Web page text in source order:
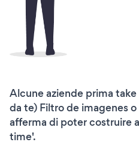
Alcune aziende prima
da te) Filtro de imagenes
afferma di poter costruire
time'.